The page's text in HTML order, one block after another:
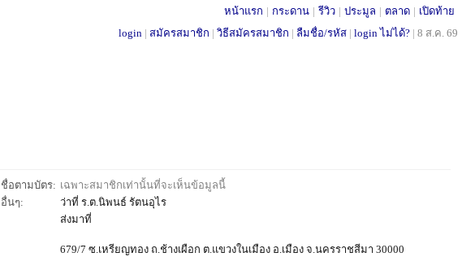
หน้าแรก | กระดาน | รีวิว | ประมูล | ตลาด | เปิดท้าย
login | สมัครสมาชิก | วิธีสมัครสมาชิก | ลืมชื่อ/รหัส | login ไม่ได้? | 8 ส.ค. 69
ชื่อตามบัตร: เฉพาะสมาชิกเท่านั้นที่จะเห็นข้อมูลนี้
อื่นๆ:
ว่าที่ ร.ต.นิพนธ์ รัตนอุไร
ส่งมาที่
679/7 ซ.เหรียญทอง ถ.ช้างเผือก ต.แขวงในเมือง อ.เมือง จ.นครราชสีมา 30000